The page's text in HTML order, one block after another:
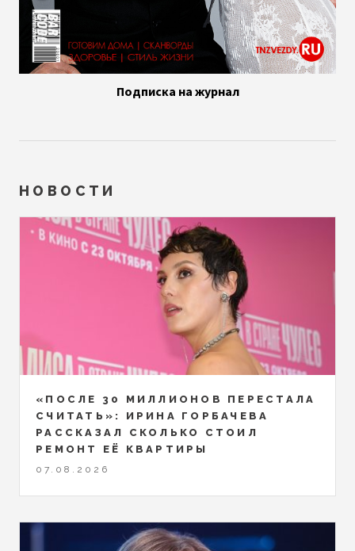
Подписка на журнал
НОВОСТИ
«ПОСЛЕ 30 МИЛЛИОНОВ ПЕРЕСТАЛА
СЧИТАТЬ»: ИРИНА ГОРБАЧЕВА
РАССКАЗАЛ СКОЛЬКО СТОИЛ
РЕМОНТ ЕЁ КВАРТИРЫ
07.08.2026